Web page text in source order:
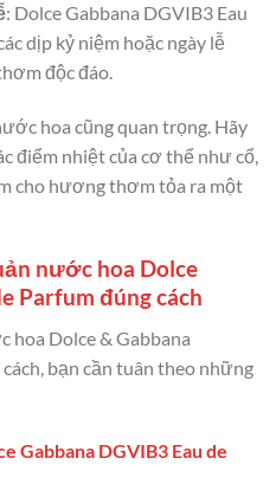
: Dolce Gabbana DGVIB3 Eau
dịp kỷ niệm hoặc ngày lễ
độc đáo.
hoa cũng quan trọng. Hãy
điểm nhiệt của cơ thể như cổ,
cho hương thơm tỏa ra một
nước hoa Dolce
Parfum đúng cách
hoa Dolce & Gabbana
bạn cần tuân theo những
Gabbana DGVIB3 Eau de